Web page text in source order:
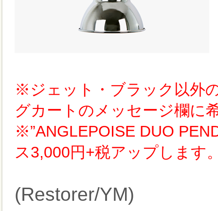
※ジェット・ブラック以外
グカートのメッセージ欄に
※”ANGLEPOISE DUO
ス3,000円+税アップします
(Restorer/YM)